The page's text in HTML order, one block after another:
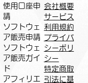
​使用口座申
請
ソフトウェ
ア販売申請
ソフトウェ
ア販売ガイ
ド
アフィリエ
会社概要
サービス
利用規約
プライバ
シーポリ
シー
特定商取
引法に基